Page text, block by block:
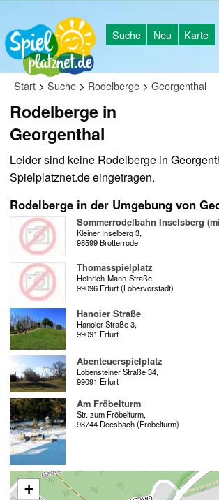
Suche Neu Karte
Start > Suche > Rodelberge > Georgenthal
Rodelberge in
Georgenthal
Leider sind keine Rodelberge in
Spielplatznet.de eingetragen.
Rodelberge in der Umgebung von
Sommerrodelbahn Inselsberg
Kleiner Inselberg 3,
98599 Brotterrode
Thomasspielplatz
Heinrich-Mann-Straße,
99096 Erfurt (Löbervorstadt)
Hanoier Straße
Hanoier Straße 3,
99091 Erfurt
Abenteuerspielplatz
Lobensteiner Straße 34,
99091 Erfurt
Am Fröbelturm
Str. zum Fröbelturm,
98744 Deesbach (Fröbelturm)
+